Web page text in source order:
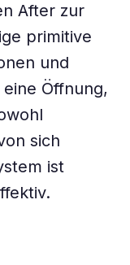
After zur
primitive
und
Öffnung,
sich
ist